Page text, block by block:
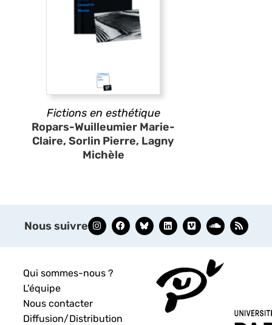
Fictions en esthétique
Ropars-Wuilleumier Marie-
Claire, Sorlin Pierre, Lagny
Michèle
Nous suivre
Qui sommes-nous ?
L’équipe
Nous contacter
Diffusion/Distribution